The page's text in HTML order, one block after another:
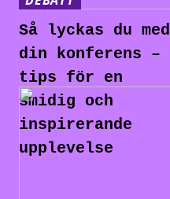
Så lyckas du med
din konferens –
tips för en
smidig och
inspirerande
upplevelse